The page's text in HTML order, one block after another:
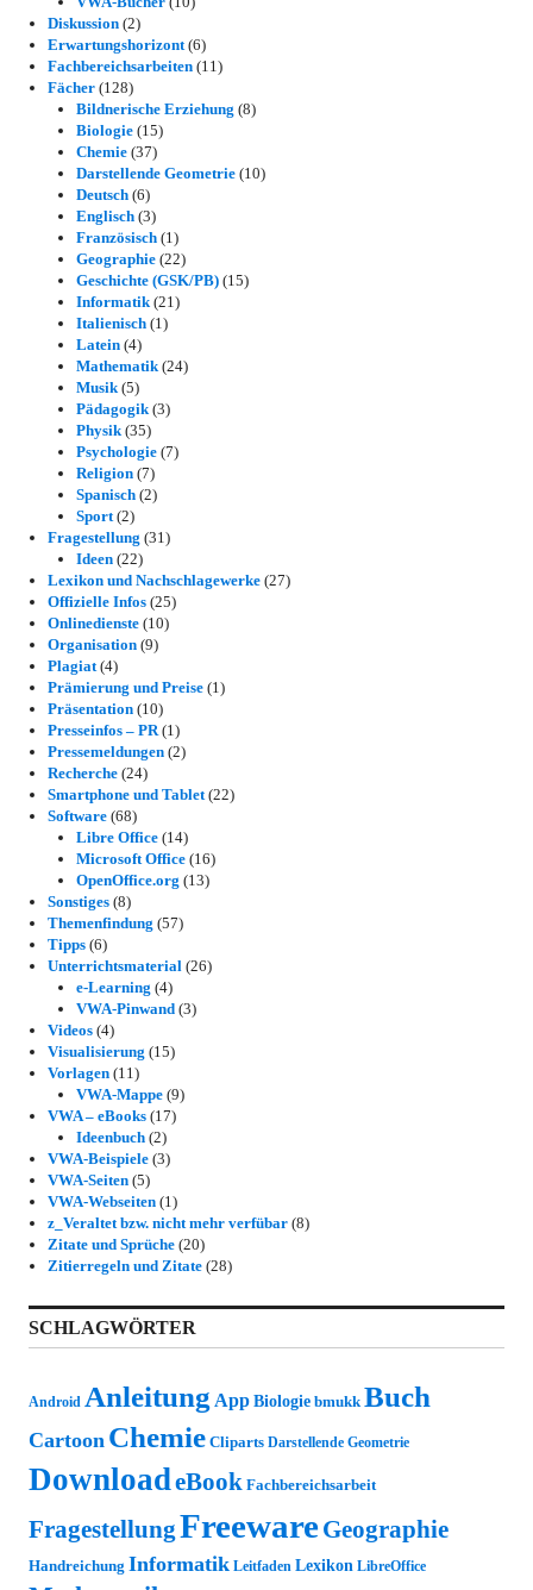
Diskussion (2)
Erwartungshorizont(6)
Fachbereichsarbeiten (11)
Fächer (128)
Bildnerische Erziehung (8)
Biologie (15)
Chemie (37)
Darstellende Geometrie (10)
Deutsch (6)
Englisch (3)
Französisch (1)
Geographie (22)
Geschichte (GSK/PB) (15)
Informatik(21)
Italienisch (1)
Latein (4)
Mathematik(24)
Musik(5)
Pädagogik(3)
Physik(35)
Psychologie (7)
Religion (7)
Spanisch (2)
Sport(2)
Fragestellung (31)
Ideen (22)
Lexikon und Nachschlagewerke (27)
Offizielle Infos (25)
Onlinedienste (10)
Organisation (9)
Plagiat(4)
Prämierung und Preise (1)
Präsentation (10)
Presseinfos – PR(1)
Pressemeldungen (2)
Recherche (24)
Smartphone und Tablet(22)
Software (68)
Libre Office (14)
Microsoft Office (16)
OpenOffice.org (13)
Sonstiges (8)
Themenfindung (57)
Tipps (6)
Unterrichtsmaterial (26)
e-Learning (4)
VWA-Pinwand (3)
Videos (4)
Visualisierung (15)
Vorlagen (11)
VWA-Mappe (9)
VWA – eBooks (17)
Ideenbuch (2)
VWA-Beispiele (3)
VWA-Seiten (5)
VWA-Webseiten (1)
z_Veraltet bzw. nicht mehr verfübar (8)
Zitate und Sprüche (20)
Zitierregeln und Zitate (28)
SCHLAGWÖRTER
Android Anleitung AppBiologie bmukk Buch
Cartoon Chemie Cliparts Darstellende Geometrie
DownloadeBook Fachbereichsarbeit
FragestellungFreewareGeographie
Handreichung Informatik Leitfaden Lexikon LibreOffice